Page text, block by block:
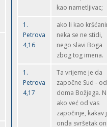
kao nametljivac;
1.
Petrova
4,16
ako li kao
neka se ne stidi,
nego slavi Boga
zbog tog imena.
1.
Petrova
4,17
Ta vrijeme je da
započne Sud - od
doma Božjega.
ako već od vas
započinje, kakav
onda svršetak